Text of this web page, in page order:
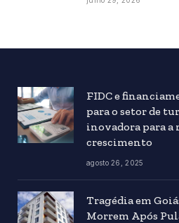
FIDC e
para o setor de
inovadora para a
crescimento
agosto 26, 2025
Tragédia em
Morrem Após